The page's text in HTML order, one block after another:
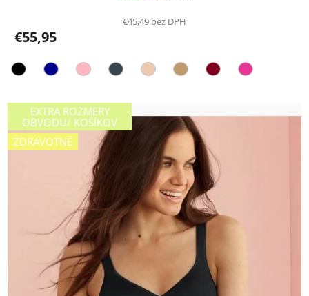
€45,49 bez DPH
€55,95
EXTRA ROZMERY
OBVODU/ KOŠÍKOV
ZDRAVOTNÉ